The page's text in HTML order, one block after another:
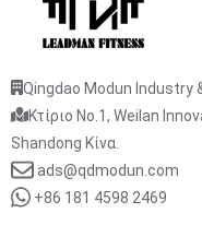
Qingdao Modun Industry
Κτίριο No.1, Weilan
Shandong Κίνα.
ads@qdmodun.com
+86 181 4598 2469